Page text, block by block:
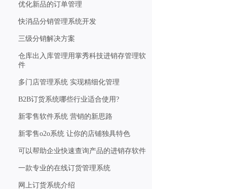
优化新品的订单管理
快消品分销管理系统开发
三级分销解决方案
仓库出入库管理用掌秀科技进销存管理软
件
多门店管理系统 实现精细化管理
B2B订货系统哪些行业适合使用?
新零售软件系统 营销的新思路
新零售o2o系统 让你的店铺独具特色
可以帮助企业快速查询产品的进销存软件
一款专业的在线订货管理系统
网上订货系统介绍